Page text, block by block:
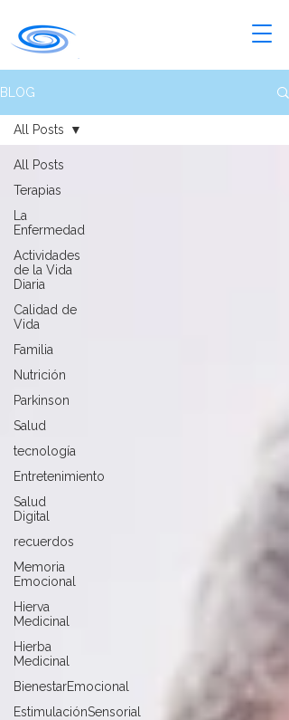
BLOG
All Posts
Terapias
La
Enfermedad
Actividades
de la Vida
Diaria
Calidad de
Vida
Familia
Nutrición
Parkinson
Salud
tecnología
Entretenimiento
Salud
Digital
recuerdos
Memoria
Emocional
Hierva
Medicinal
Hierba
Medicinal
BienestarEmocional
EstimulaciónSensorial
All Posts